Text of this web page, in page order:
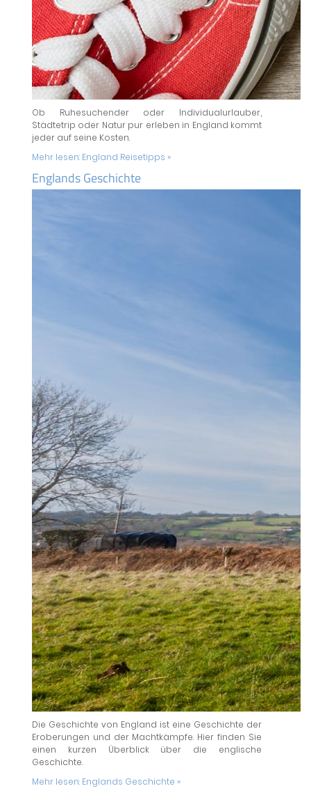
Ob Ruhesuchender oder Individualurlauber,
Städtetrip oder Natur pur erleben in England kommt
jeder auf seine Kosten.
Mehr lesen: England Reisetipps »
Englands Geschichte
Die Geschichte von England ist eine Geschichte der
Eroberungen und der Machtkämpfe. Hier finden Sie
einen kurzen Überblick über die englische
Geschichte.
Mehr lesen: Englands Geschichte »